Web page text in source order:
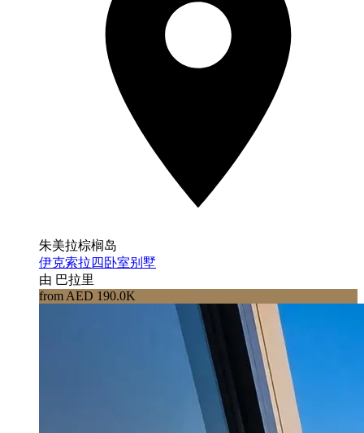
朱美拉棕榈岛
伊克索拉四卧室别墅
由 巴拉里
from AED 190.0K